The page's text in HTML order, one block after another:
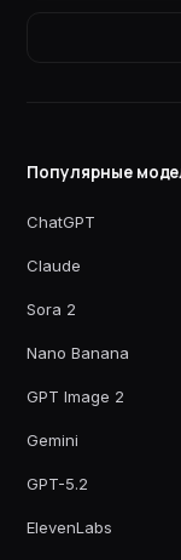
Популярные
ChatGPT
Claude
Sora 2
Nano Banana
GPT Image 2
Gemini
GPT-5.2
ElevenLabs